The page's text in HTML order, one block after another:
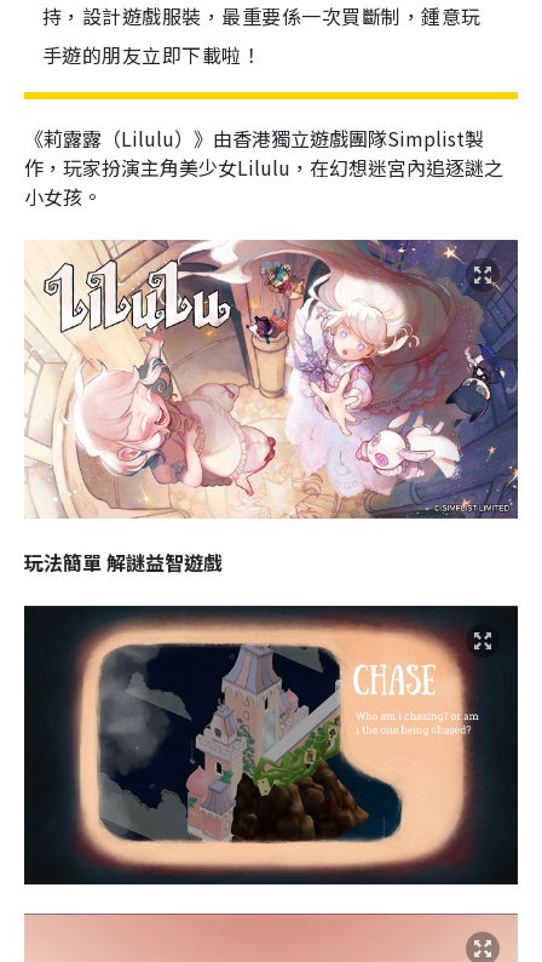
持，設計遊戲服裝，最重要係一次買斷制，鍾意玩
手遊的朋友立即下載啦！
《莉露露（Lilulu）》由香港獨立遊戲團隊Simplist製
作，玩家扮演主角美少女Lilulu，在幻想迷宮內追逐謎之
小女孩。
玩法簡單 解謎益智遊戲